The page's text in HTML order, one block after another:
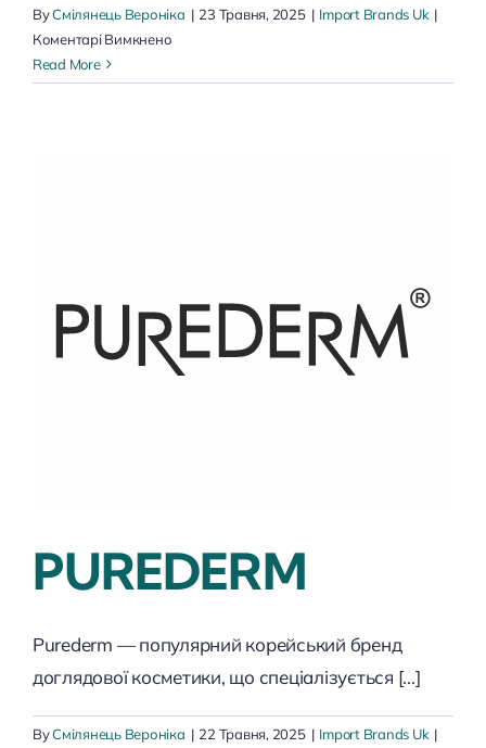
ByСмілянець Вероніка | 23 Травня, 2025 | Import Brands Uk |
Коментарі Вимкненодо
Read More
PUREDERM
Purederm — популярний корейський бренд
доглядової косметики, що спеціалізується [...]
ByСмілянець Вероніка | 22 Травня, 2025 | Import Brands Uk |